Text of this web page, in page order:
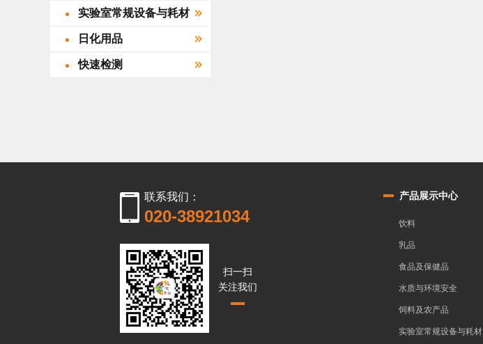
实验室常规设备与耗材
日化用品
快速检测
联系我们：
020-38921034
扫一扫
关注我们
产品展示中心
饮料
乳品
食品及保健品
水质与环境安全
饲料及农产品
实验室常规设备与耗材